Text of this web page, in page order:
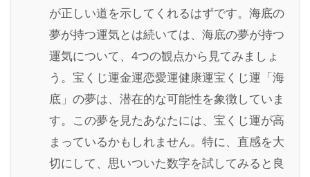
が正しい道を示してくれるはずです。海底の
夢が持つ運気とは続いては、海底の夢が持つ
運気について、4つの観点から見てみましょ
う。宝くじ運金運恋愛運健康運宝くじ運「海
底」の夢は、潜在的な可能性を象徴していま
す。この夢を見たあなたには、宝くじ運が高
まっているかもしれません。特に、直感を大
切にして、思いついた数字を試してみると良